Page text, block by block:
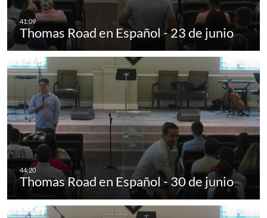
Thomas Road en Español - 23 de junio
Thomas Road en Español - 30 de junio